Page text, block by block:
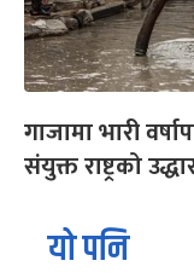
गाजामा भारी
संयुक्त राष्ट्रको
यो पनि